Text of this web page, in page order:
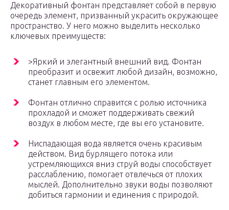
Декоративный фонтан представляет собой в первую
очередь элемент, призванный украсить окружающее
пространство. У него можно выделить несколько
ключевых преимуществ:
>Яркий и элегантный внешний вид. Фонтан
преобразит и освежит любой дизайн, возможно,
станет главным его элементом.
Фонтан отлично справится с ролью источника
прохладой и сможет поддерживать свежий
воздух в любом месте, где вы его установите.
Ниспадающая вода является очень красивым
действом. Вид бурлящего потока или
устремляющихся вниз струй воды способствует
расслаблению, помогает отвлечься от плохих
мыслей. Дополнительно звуки воды позволяют
добиться гармонии и единения с природой.